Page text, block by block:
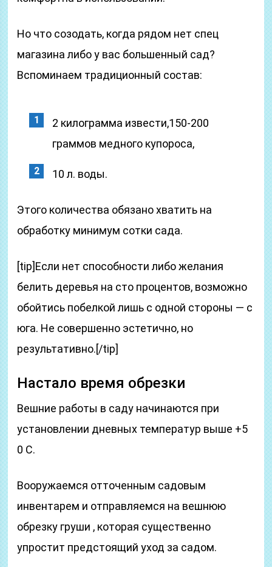
Но что созодать, когда рядом нет спец
магазина либо у вас большенный сад?
Вспоминаем традиционный состав:
2 килограмма извести,150-200
граммов медного купороса,
10 л. воды.
Этого количества обязано хватить на
обработку минимум сотки сада.
[tip]Если нет способности либо желания
белить деревья на сто процентов, возможно
обойтись побелкой лишь с одной стороны — с
юга. Не совершенно эстетично, но
результативно.[/tip]
Настало время обрезки
Вешние работы в саду начинаются при
установлении дневных температур выше +5
0 С.
Вооружаемся отточенным садовым
инвентарем и отправляемся на вешнюю
обрезку груши , которая существенно
упростит предстоящий уход за садом.